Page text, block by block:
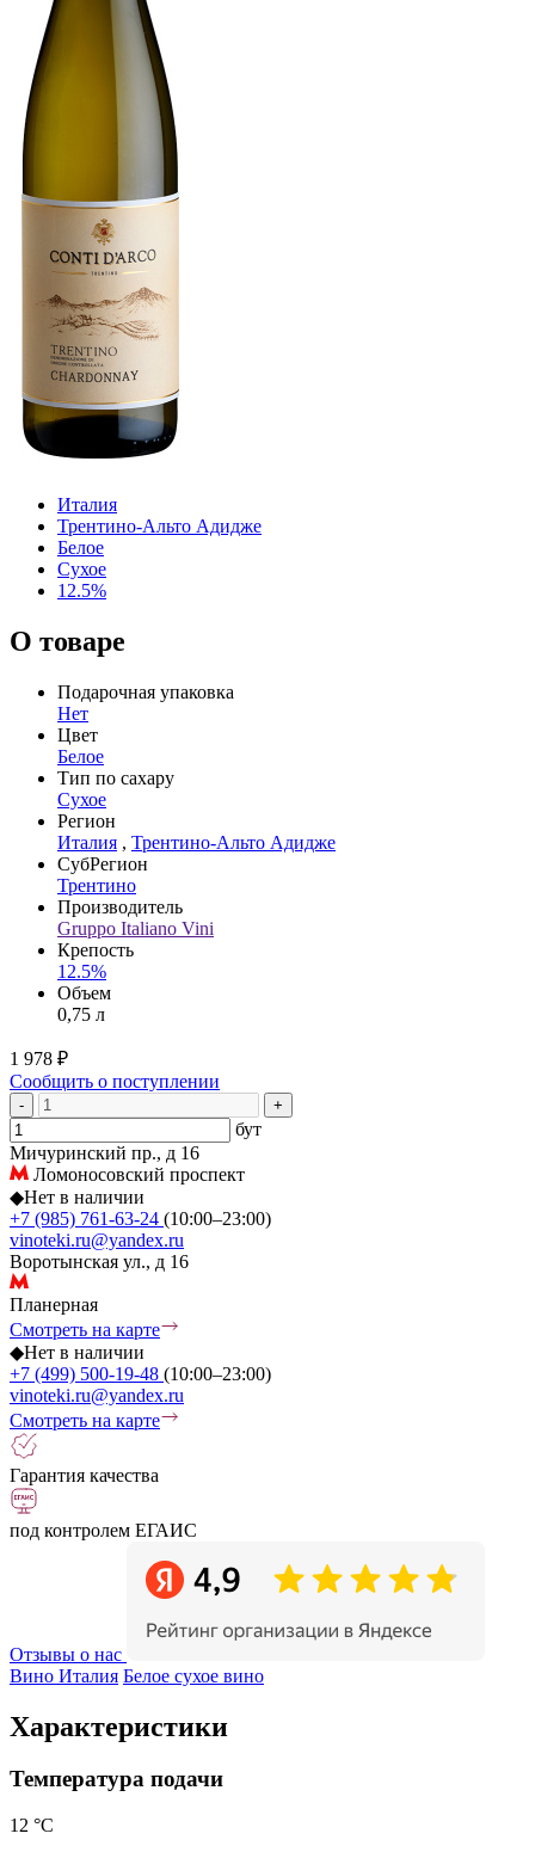
Италия
Трентино-Альто Адидже
Белое
Сухое
12.5%
О товаре
Подарочная упаковка
Нет
Цвет
Белое
Тип по сахару
Сухое
Регион
Италия , Трентино-Альто Адидже
СубРегион
Трентино
Производитель
Gruppo Italiano Vini
Крепость
12.5%
Объем
0,75 л
1 978 ₽
Сообщить о поступлении
- +
бут
Мичуринский пр., д 16
Ломоносовский проспект
◆Нет в наличии
+7 (985) 761-63-24 (10:00–23:00)
vinoteki.ru@yandex.ru
Воротынская ул., д 16
Планерная
Смотреть на карте
◆Нет в наличии
+7 (499) 500-19-48 (10:00–23:00)
vinoteki.ru@yandex.ru
Смотреть на карте
Гарантия качества
под контролем ЕГАИС
Отзывы о нас
Вино Италия Белое сухое вино
Характеристики
Температура подачи
12 °С